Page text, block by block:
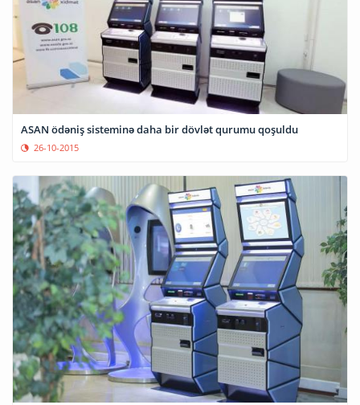
ASAN ödəniş sisteminə daha bir dövlət qurumu qoşuldu
26-10-2015